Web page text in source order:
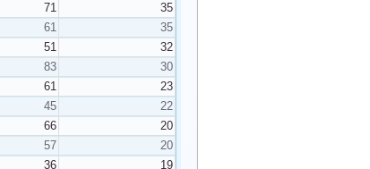
71
35
61
35
51
32
83
30
61
23
45
22
66
20
57
20
36
19